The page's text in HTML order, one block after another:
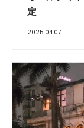
定
2025.04.07